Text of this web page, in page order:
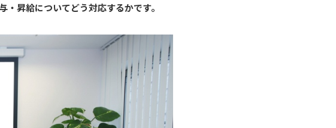
昇給についてどう対応するかです。